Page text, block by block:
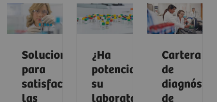
Soluciones
para
satisfacer
las
¿Ha
potenciado
su
laboratorio
Cartera
de
de